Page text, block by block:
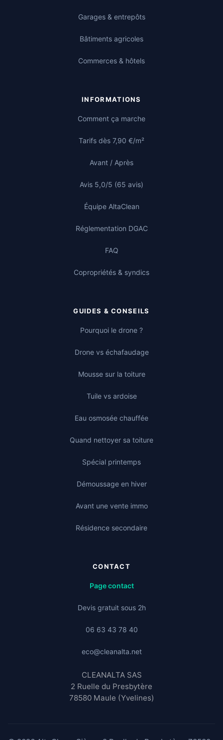
Garages & entrepôts
Bâtiments agricoles
Commerces & hôtels
INFORMATIONS
Comment ça marche
Tarifs dès 7,90 €/m²
Avant / Après
Avis 5,0/5 (65 avis)
Équipe AltaClean
Réglementation DGAC
FAQ
Copropriétés & syndics
GUIDES & CONSEILS
Pourquoi le drone ?
Drone vs échafaudage
Mousse sur la toiture
Tuile vs ardoise
Eau osmosée chauffée
Quand nettoyer sa toiture
Spécial printemps
Démoussage en hiver
Avant une vente immo
Résidence secondaire
CONTACT
Page contact
Devis gratuit sous 2h
06 63 43 78 40
eco@cleanalta.net
CLEANALTA SAS
2 Ruelle du Presbytère
78580 Maule (Yvelines)